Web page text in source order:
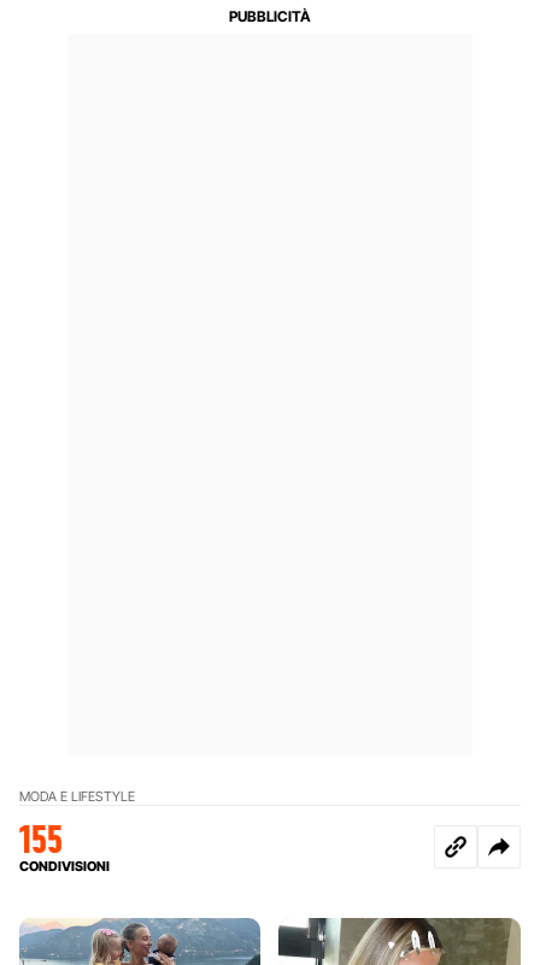
MODA E LIFESTYLE
155
CONDIVISIONI